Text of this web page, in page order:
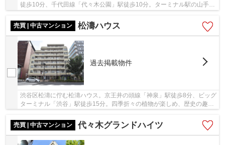
徒歩10分、千代田線「代々木公園」駅徒歩10分。ターミナル駅の山手線
「渋谷」駅や「新宿」駅へのアクセスが良く利...
売買 | 中古マンション
松濤ハウス
過去掲載物件
渋谷区松濤に佇む松濤ハウス。京王井の頭線「神泉」駅徒歩8分、ビッグ
ターミナル「渋谷」駅徒歩15分。四季折々の植物が楽しめ、歴史の趣を
売買 | 中古マンション
代々木グランドハイツ